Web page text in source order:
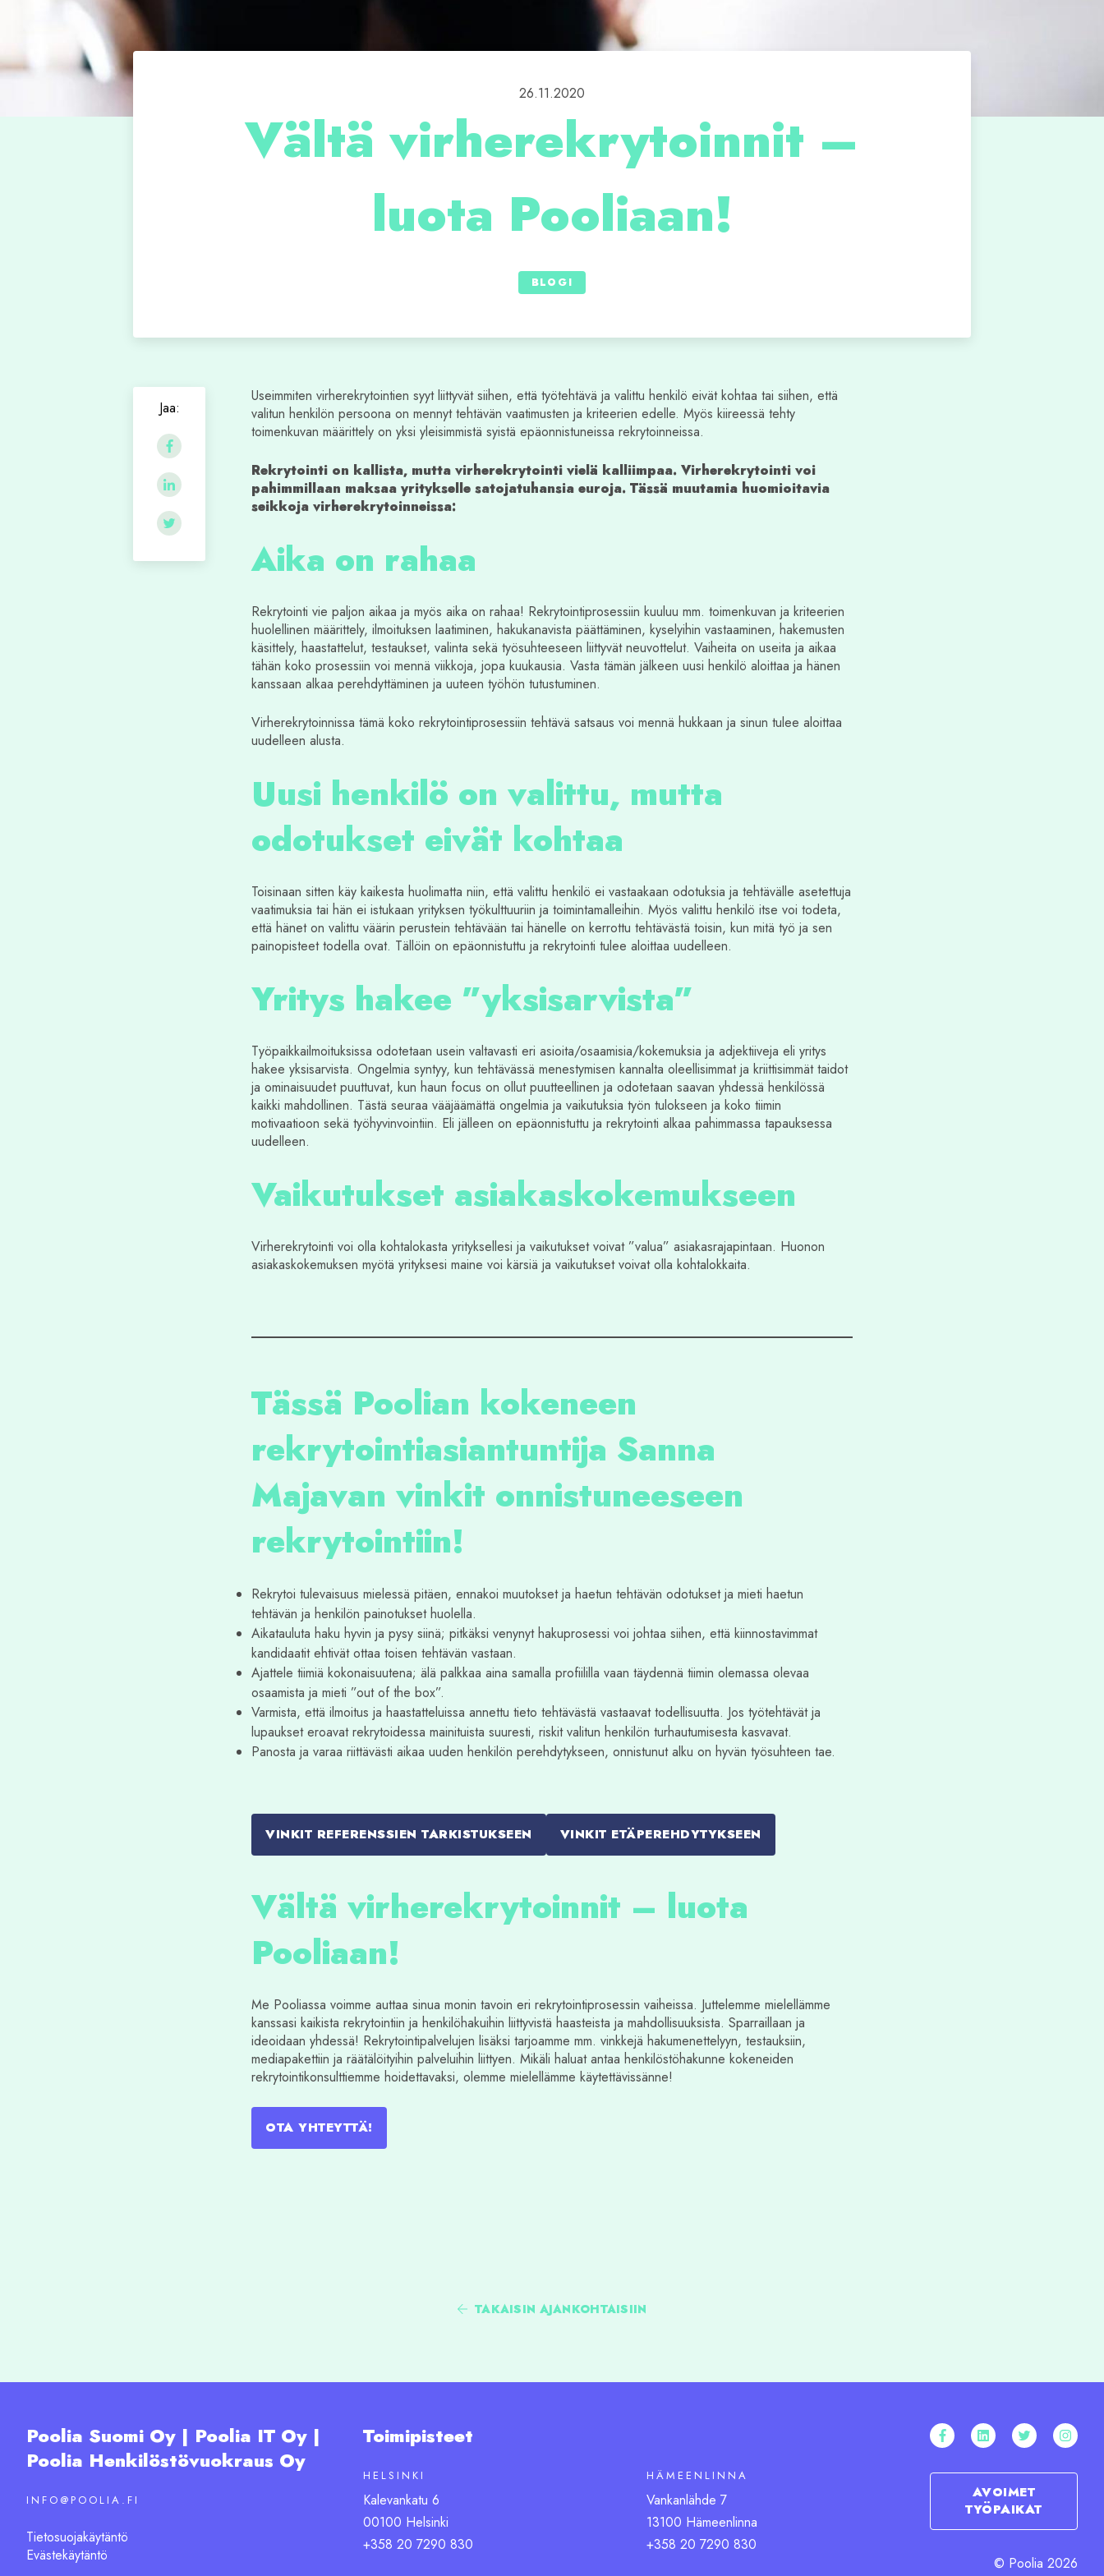
26.11.2020
Vältä virherekrytoinnit –
luota Pooliaan!
BLOGI
Jaa:
Useimmiten virherekrytointien syyt liittyvät siihen, että työtehtävä ja valittu henkilö eivät kohtaa tai siihen, että
valitun henkilön persoona on mennyt tehtävän vaatimusten ja kriteerien edelle. Myös kiireessä tehty
toimenkuvan määrittely on yksi yleisimmistä syistä epäonnistuneissa rekrytoinneissa.
Rekrytointi on kallista, mutta virherekrytointi vielä kalliimpaa. Virherekrytointi voi
pahimmillaan maksaa yritykselle satojatuhansia euroja. Tässä muutamia huomioitavia
seikkoja virherekrytoinneissa:
Aika on rahaa
Rekrytointi vie paljon aikaa ja myös aika on rahaa! Rekrytointiprosessiin kuuluu mm. toimenkuvan ja kriteerien
huolellinen määrittely, ilmoituksen laatiminen, hakukanavista päättäminen, kyselyihin vastaaminen, hakemusten
käsittely, haastattelut, testaukset, valinta sekä työsuhteeseen liittyvät neuvottelut. Vaiheita on useita ja aikaa
tähän koko prosessiin voi mennä viikkoja, jopa kuukausia. Vasta tämän jälkeen uusi henkilö aloittaa ja hänen
kanssaan alkaa perehdyttäminen ja uuteen työhön tutustuminen.
Virherekrytoinnissa tämä koko rekrytointiprosessiin tehtävä satsaus voi mennä hukkaan ja sinun tulee aloittaa
uudelleen alusta.
Uusi henkilö on valittu, mutta
odotukset eivät kohtaa
Toisinaan sitten käy kaikesta huolimatta niin, että valittu henkilö ei vastaakaan odotuksia ja tehtävälle asetettuja
vaatimuksia tai hän ei istukaan yrityksen työkulttuuriin ja toimintamalleihin. Myös valittu henkilö itse voi todeta,
että hänet on valittu väärin perustein tehtävään tai hänelle on kerrottu tehtävästä toisin, kun mitä työ ja sen
painopisteet todella ovat. Tällöin on epäonnistuttu ja rekrytointi tulee aloittaa uudelleen.
Yritys hakee ”yksisarvista”
Työpaikkailmoituksissa odotetaan usein valtavasti eri asioita/osaamisia/kokemuksia ja adjektiiveja eli yritys
hakee yksisarvista. Ongelmia syntyy, kun tehtävässä menestymisen kannalta oleellisimmat ja kriittisimmät taidot
ja ominaisuudet puuttuvat, kun haun focus on ollut puutteellinen ja odotetaan saavan yhdessä henkilössä
kaikki mahdollinen. Tästä seuraa vääjäämättä ongelmia ja vaikutuksia työn tulokseen ja koko tiimin
motivaatioon sekä työhyvinvointiin. Eli jälleen on epäonnistuttu ja rekrytointi alkaa pahimmassa tapauksessa
uudelleen.
Vaikutukset asiakaskokemukseen
Virherekrytointi voi olla kohtalokasta yrityksellesi ja vaikutukset voivat ”valua” asiakasrajapintaan. Huonon
asiakaskokemuksen myötä yrityksesi maine voi kärsiä ja vaikutukset voivat olla kohtalokkaita.
Tässä Poolian kokeneen
rekrytointiasiantuntija Sanna
Majavan vinkit onnistuneeseen
rekrytointiin!
Rekrytoi tulevaisuus mielessä pitäen, ennakoi muutokset ja haetun tehtävän odotukset ja mieti haetun
tehtävän ja henkilön painotukset huolella.
Aikatauluta haku hyvin ja pysy siinä; pitkäksi venynyt hakuprosessi voi johtaa siihen, että kiinnostavimmat
kandidaatit ehtivät ottaa toisen tehtävän vastaan.
Ajattele tiimiä kokonaisuutena; älä palkkaa aina samalla profiililla vaan täydennä tiimin olemassa olevaa
osaamista ja mieti ”out of the box”.
Varmista, että ilmoitus ja haastatteluissa annettu tieto tehtävästä vastaavat todellisuutta. Jos työtehtävät ja
lupaukset eroavat rekrytoidessa mainituista suuresti, riskit valitun henkilön turhautumisesta kasvavat.
Panosta ja varaa riittävästi aikaa uuden henkilön perehdytykseen, onnistunut alku on hyvän työsuhteen tae.
VINKIT REFERENSSIEN TARKISTUKSEEN VINKIT ETÄPEREHDYTYKSEEN
Vältä virherekrytoinnit – luota
Pooliaan!
Me Pooliassa voimme auttaa sinua monin tavoin eri rekrytointiprosessin vaiheissa. Juttelemme mielellämme
kanssasi kaikista rekrytointiin ja henkilöhakuihin liittyvistä haasteista ja mahdollisuuksista. Sparraillaan ja
ideoidaan yhdessä! Rekrytointipalvelujen lisäksi tarjoamme mm. vinkkejä hakumenettelyyn, testauksiin,
mediapakettiin ja räätälöityihin palveluihin liittyen. Mikäli haluat antaa henkilöstöhakunne kokeneiden
rekrytointikonsulttiemme hoidettavaksi, olemme mielellämme käytettävissänne!
OTA YHTEYTTÄ!
TAKAISIN AJANKOHTAISIIN
Poolia Suomi Oy | Poolia IT Oy |
Poolia Henkilöstövuokraus Oy
INFO@POOLIA.FI
Tietosuojakäytäntö
Evästekäytäntö
Toimipisteet
HELSINKI
Kalevankatu 6
00100 Helsinki
+358 20 7290 830
HÄMEENLINNA
Vankanlähde 7
13100 Hämeenlinna
+358 20 7290 830
AVOIMET
TYÖPAIKAT
© Poolia 2026